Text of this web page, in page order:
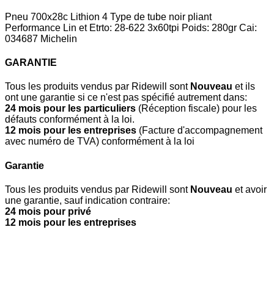
Pneu 700x28c Lithion 4 Type de tube noir pliant
Performance Lin et Etrto: 28-622 3x60tpi Poids: 280gr Cai:
034687 Michelin
GARANTIE
Tous les produits vendus par Ridewill sont Nouveau et ils
ont une garantie si ce n'est pas spécifié autrement dans:
24 mois pour les particuliers (Réception fiscale) pour les
défauts conformément à la loi.
12 mois pour les entreprises (Facture d'accompagnement
avec numéro de TVA) conformément à la loi
Garantie
Tous les produits vendus par Ridewill sont Nouveau et avoir
une garantie, sauf indication contraire:
24 mois pour privé
12 mois pour les entreprises